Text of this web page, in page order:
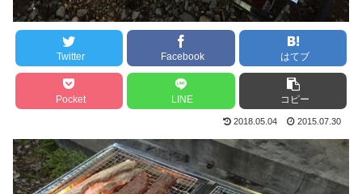
Twitter Facebook はてブ
Pocket LINE コピー
2018.05.04 2015.07.30